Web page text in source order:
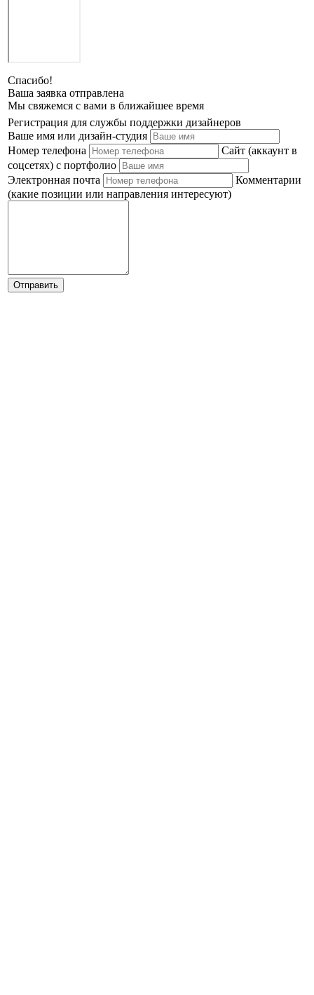
Спасибо!
Ваша заявка отправлена
Мы свяжемся с вами в ближайшее время
Регистрация для службы поддержки дизайнеров
Ваше имя или дизайн-студия
Номер телефона
Сайт (аккаунт в
соцсетях) с портфолио
Электронная почта
Комментарии
(какие позиции или направления интересуют)
Отправить